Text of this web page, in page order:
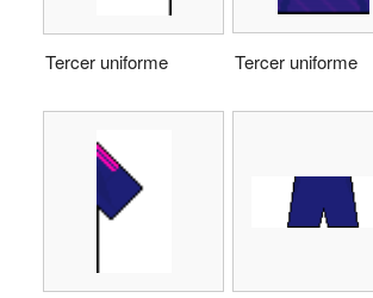
Tercer uniforme Tercer uniforme